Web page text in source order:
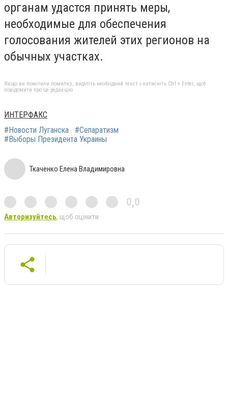
органам удастся принять меры,
необходимые для обеспечения
голосования жителей этих регионов на
обычных участках.
Якщо ви помітили помилку, виділіть необхідний текст і натисніть Ctrl + Enter, щоб
повідомити про це редакцію
ИНТЕРФАКС
#Новости Луганска
#Сепаратизм
#Выборы Президента Украины
Ткаченко Елена Владимировна
0,0
Авторизуйтесь, щоб оцінити